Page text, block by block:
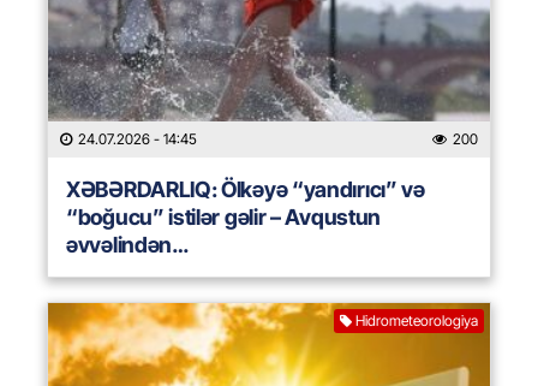
24.07.2026 - 14:45 200
XƏBƏRDARLIQ: Ölkəyə “yandırıcı” və
“boğucu” istilər gəlir – Avqustun
əvvəlindən…
Hidrometeorologiya